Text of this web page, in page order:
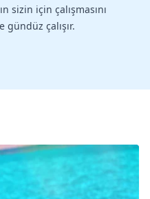
sizin için çalışmasını
gündüz çalışır.